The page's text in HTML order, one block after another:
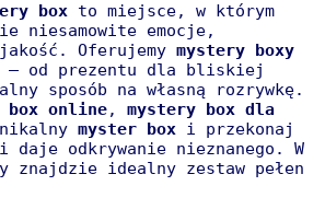
box to miejsce, w którym
niesamowite emocje,
Oferujemy mystery boxy
– od prezentu dla bliskiej
sposób na własną rozrywkę.
box online, mystery box dla
myster box i przekonaj
odkrywanie nieznanego. W
znajdzie idealny zestaw pełen